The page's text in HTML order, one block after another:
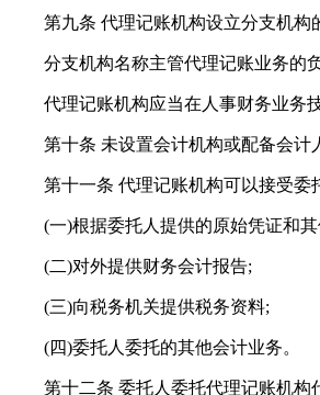
第九条 代理记账机构设立分支机构
分支机构名称主管代理记账业务的
代理记账机构应当在人事财务业务
第十条 未设置会计机构或配备会计
第十一条 代理记账机构可以接受委
(一)根据委托人提供的原始凭证和
(二)对外提供财务会计报告;
(三)向税务机关提供税务资料;
(四)委托人委托的其他会计业务。
第十二条 委托人委托代理记账机